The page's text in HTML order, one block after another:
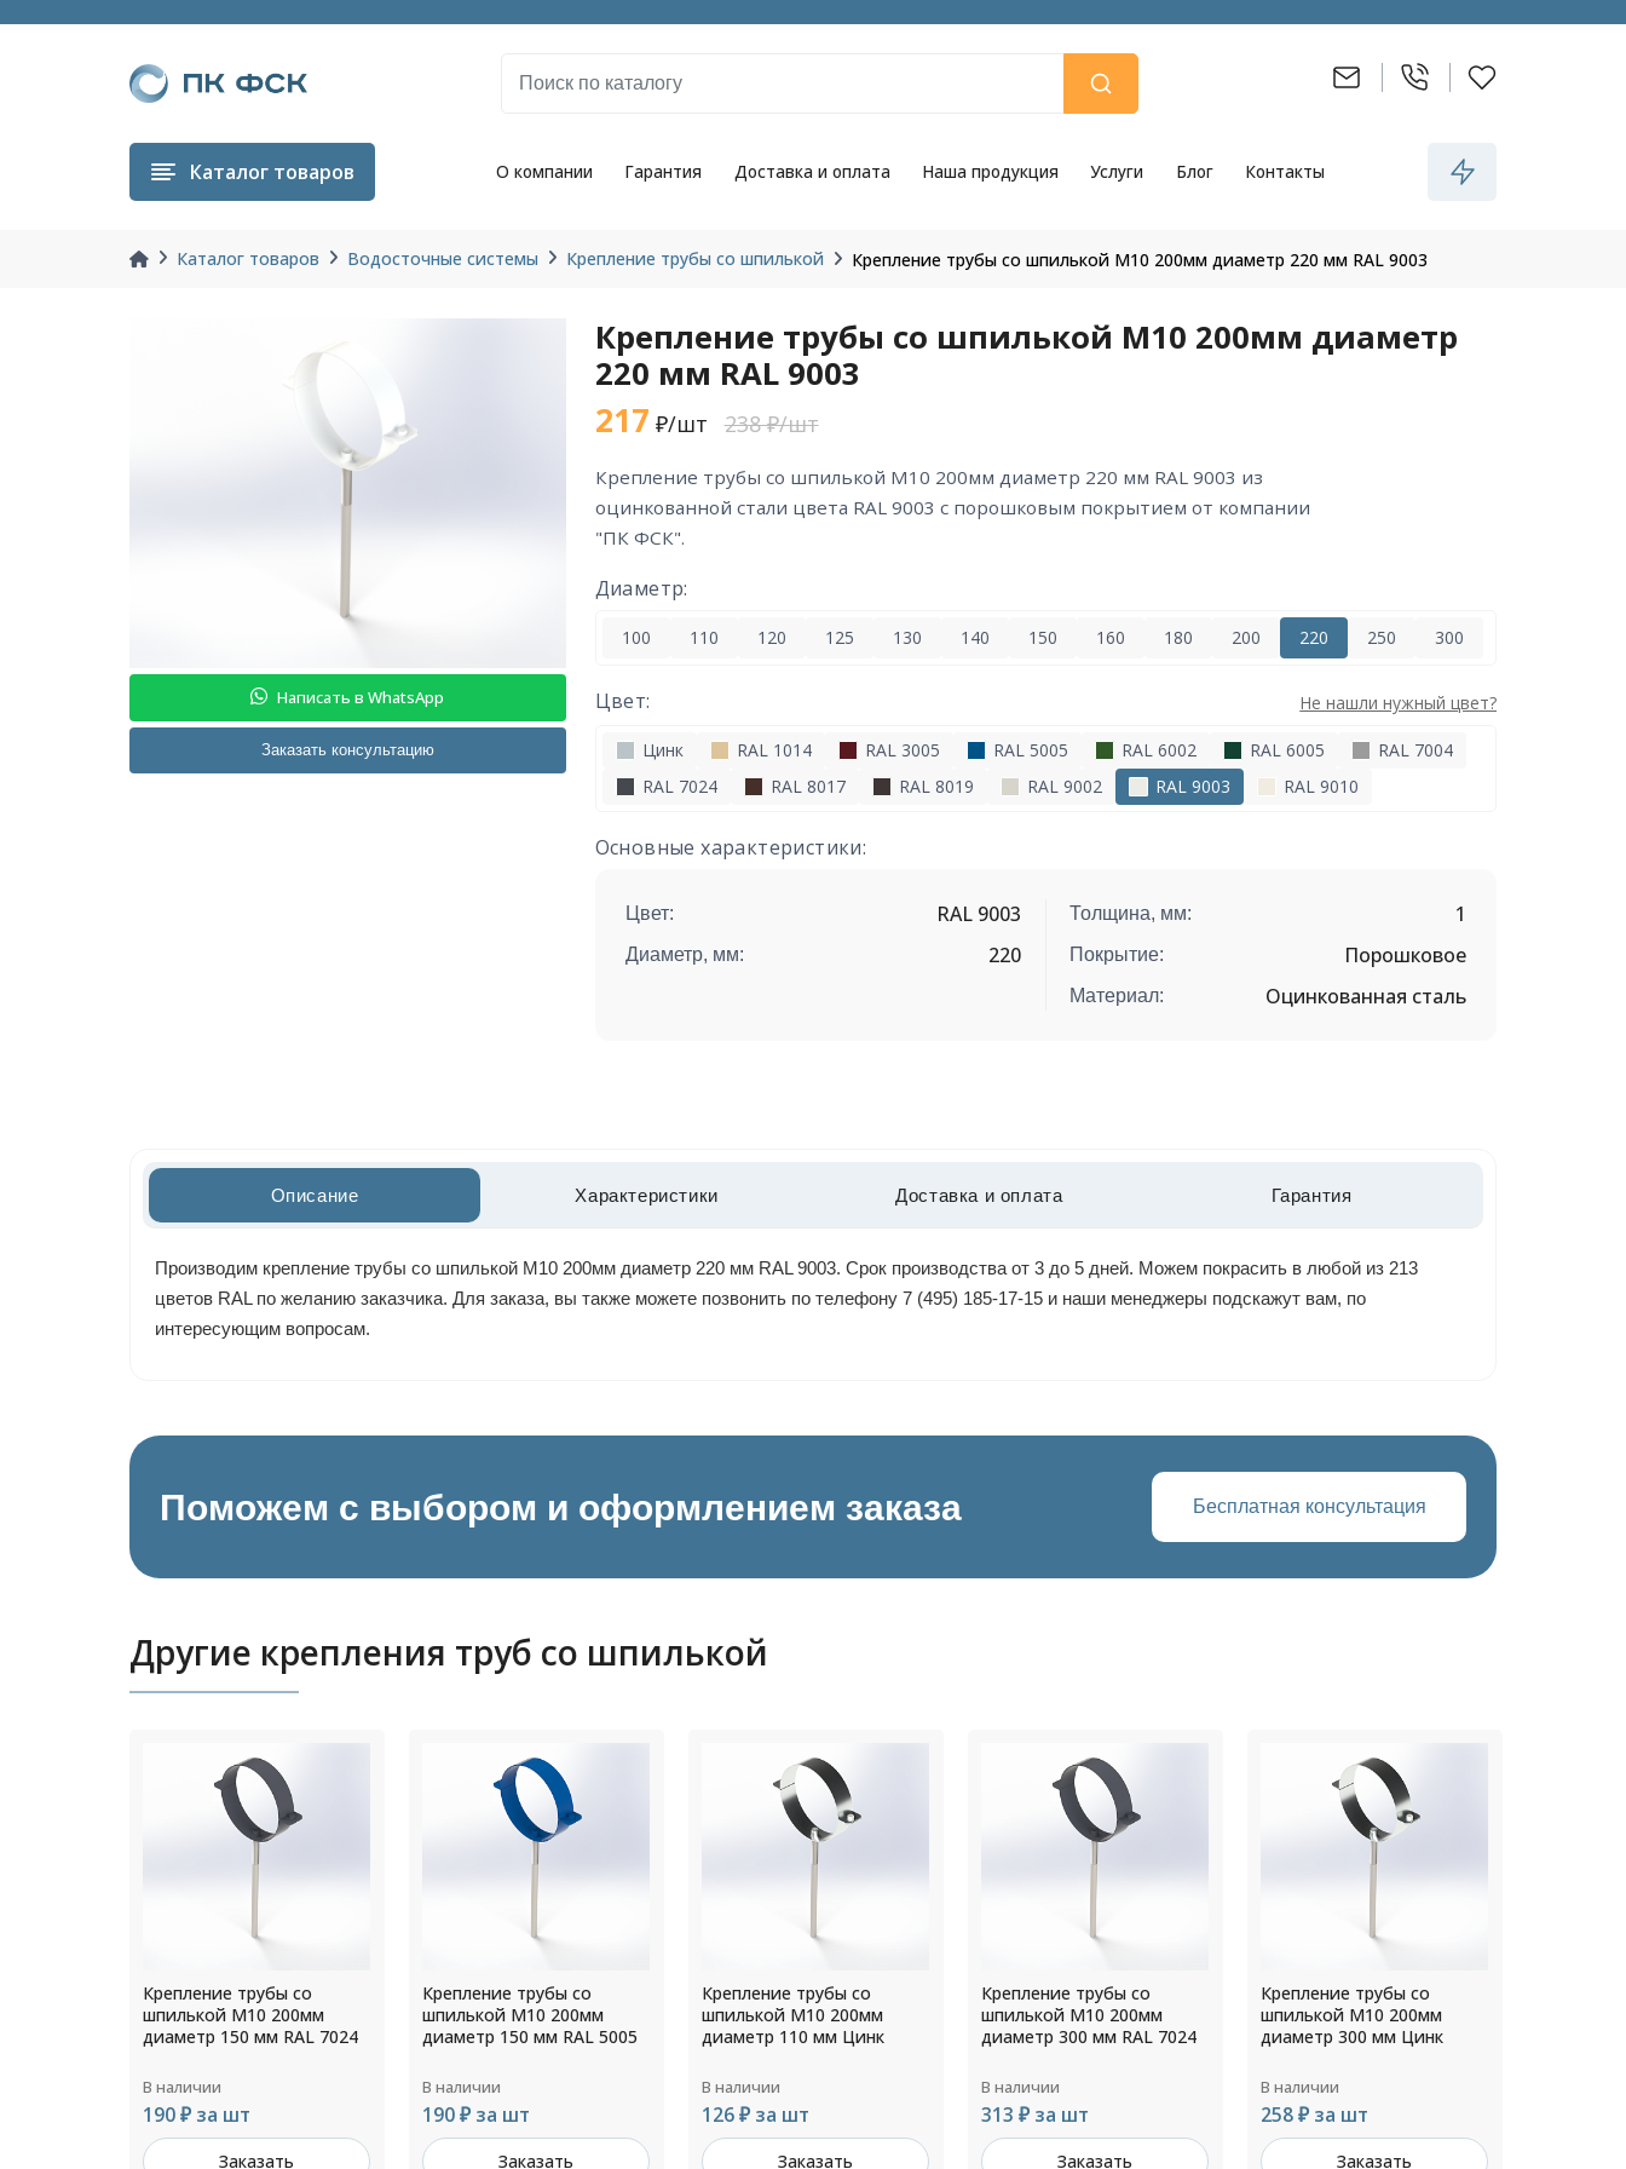
Каталог товаров О компании Гарантия Доставка и оплата Наша продукция Услуги Блог Контакты
Каталог товаров Водосточные системы Крепление трубы со шпилькой Крепление трубы со шпилькой М10 200мм диаметр 220 мм RAL 9003
Написать в WhatsApp
Заказать консультацию
Крепление трубы со шпилькой М10 200мм диаметр
220 мм RAL 9003
217 ₽/шт 238 ₽/шт
крепление трубы со шпилькой М10 200мм диаметр 220 мм RAL 9003 из
оцинкованной стали цвета RAL 9003 с порошковым покрытием от компании
"ПК ФСК".
Диаметр:
100 110 120 125 130 140 150 160 180 200 220 250 300
Цвет: Не нашли нужный цвет?
Цинк RAL 1014 RAL 3005 RAL 5005 RAL 6002 RAL 6005
RAL 7004
RAL 7024
RAL 8017 RAL 8019 RAL 9002 RAL 9003 RAL 9010
Основные характеристики:
Цвет: RAL 9003
Диаметр, мм: 220
Толщина, мм: 1
Покрытие: Порошковое
Материал: Оцинкованная сталь
Описание Характеристики Доставка и оплата Гарантия
Производим крепление трубы со шпилькой М10 200мм диаметр 220 мм RAL 9003. Срок производства от 3 до 5 дней. Можем покрасить в любой из 213
цветов RAL по желанию заказчика. Для заказа, вы также можете позвонить по телефону 7 (495) 185-17-15 и наши менеджеры подскажут вам, по
интересующим вопросам.
Поможем с выбором и оформлением заказа Бесплатная консультация
Другие крепления труб со шпилькой
Крепление трубы со
шпилькой М10 200мм
диаметр 150 мм RAL 5005
В наличии
190 ₽ за шт
Заказать
Крепление трубы со
шпилькой М10 200мм
диаметр 110 мм Цинк
В наличии
126 ₽ за шт
Заказать
Крепление трубы со
шпилькой М10 200мм
диаметр 300 мм RAL 7024
В наличии
313 ₽ за шт
Заказать
Крепление трубы со
шпилькой М10 200мм
диаметр 300 мм Цинк
В наличии
258 ₽ за шт
Заказать
Крепление трубы со
шпилькой М10 200мм
диаметр 250 мм RAL 5005
В наличии
245 ₽ за шт
Заказать